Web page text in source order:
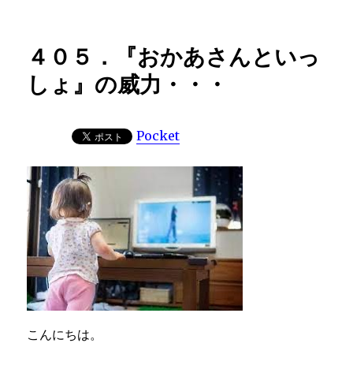
４０５．『おかあさんといっ
しょ』の威力・・・
Pocket
こんにちは。